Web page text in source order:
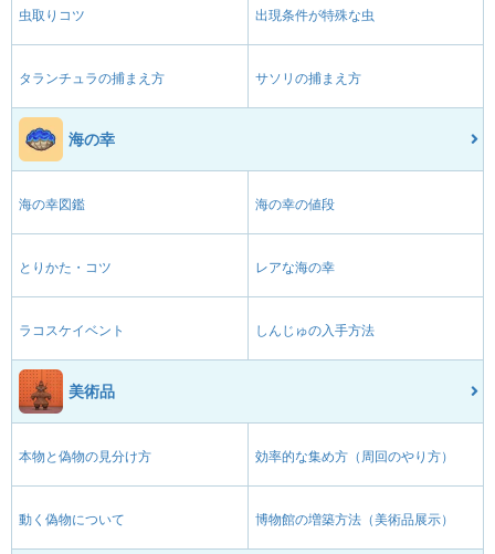
虫取りコツ 出現条件が特殊な虫
タランチュラの捕まえ方 サソリの捕まえ方
海の幸
海の幸図鑑 海の幸の値段
とりかた・コツ レアな海の幸
ラコスケイベント しんじゅの入手方法
美術品
本物と偽物の見分け方 効率的な集め方（周回のやり方）
動く偽物について 博物館の増築方法（美術品展示）